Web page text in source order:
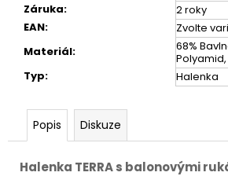
Záruka:
2 roky
EAN:
Zvolte
Materiál:
68%
Polyamid,
Typ: Halenka
Popis Diskuze
Halenka TERRA s balonovými